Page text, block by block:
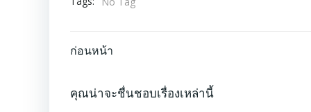
Post
navigation
ก่อนหน้า
คุณน่าจะชื่นชอบเรื่องเหล่านี้